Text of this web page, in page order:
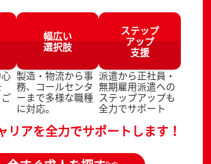
幅広い
選択肢
製造・物流から事
務、コールセンタ
ーまで多様な職種
に対応。
ステップ
アップ
支援
派遣から正社員・
無期雇用派遣への
ステップアップも
全力でサポート
リアを全力でサポートします！